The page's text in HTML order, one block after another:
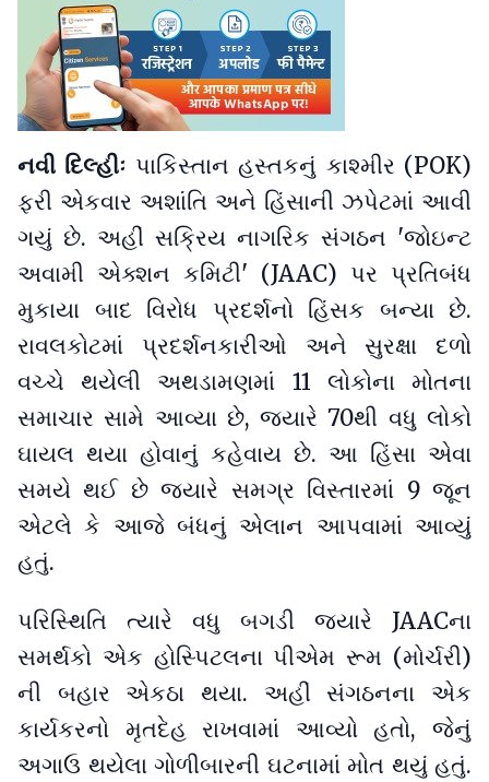
નવી દિલ્હીઃ પાકિસ્તાન હસ્તકનું કાશ્મીર (POK)
ફરી એકવાર અશાંતિ અને હિંસાની ઝપેટમાં આવી
ગયું છે. અહીં સક્રિય નાગરિક સંગઠન 'જોઇન્ટ
અવામી એક્શન કમિટી' (JAAC) પર પ્રતિબંધ
મુકાયા બાદ વિરોધ પ્રદર્શનો હિંસક બન્યા છે.
રાવલકોટમાં પ્રદર્શનકારીઓ અને સુરક્ષા દળો
વચ્ચે થયેલી અથડામણમાં 11 લોકોના મોતના
સમાચાર સામે આવ્યા છે, જ્યારે 70થી વધુ લોકો
ઘાયલ થયા હોવાનું કહેવાય છે. આ હિંસા એવા
સમયે થઈ છે જ્યારે સમગ્ર વિસ્તારમાં 9 જૂન
એટલે કે આજે બંધનું એલાન આપવામાં આવ્યું
હતું.
પરિસ્થિતિ ત્યારે વધુ બગડી જ્યારે JAACના
સમર્થકો એક હોસ્પિટલના પીએમ રૂમ (મોર્ચરી)
ની બહાર એકઠા થયા. અહીં સંગઠનના એક
કાર્યકરનો મૃતદેહ રાખવામાં આવ્યો હતો, જેનું
અગાઉ થયેલા ગોળીબારની ઘટનામાં મોત થયું હતું.